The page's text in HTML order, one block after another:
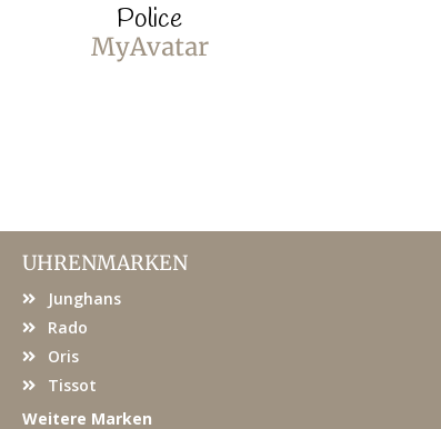
Police
MyAvatar
UHRENMARKEN
Junghans
Rado
Oris
Tissot
Weitere Marken